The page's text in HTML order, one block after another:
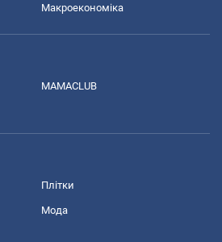
Макроекономіка
MAMACLUB
Плітки
Мода